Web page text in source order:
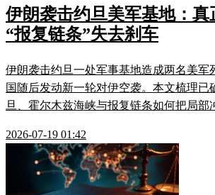
伊朗袭击约旦美军基地：真
“报复链条”失去刹车
伊朗袭击约旦一处军事基地造成两名美军
国随后发动新一轮对伊空袭。本文梳理已
旦、霍尔木兹海峡与报复链条如何把局部
2026-07-19 01:42